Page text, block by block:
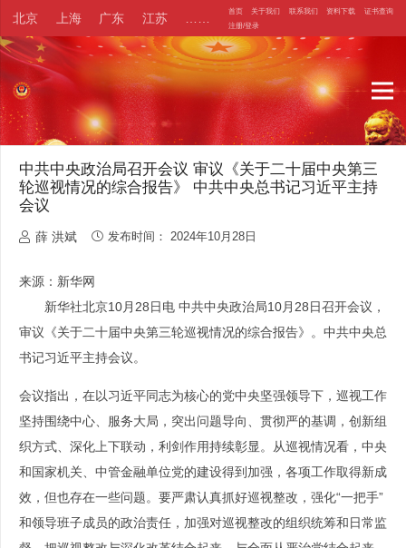
北京 上海 广东 江苏 首页 关于我们 联系我们 资料下载
证书查询
注册/登录
中共中央政治局召开会议 审议《关于二十届中央第三
轮巡视情况的综合报告》 中共中央总书记习近平主持
会议
薛 洪斌 发布时间：2024年10月28日
来源：新华网
新华社北京10月28日电 中共中央政治局10月28日召开会议，
审议《关于二十届中央第三轮巡视情况的综合报告》。中共中央总
书记习近平主持会议。
会议指出，在以习近平同志为核心的党中央坚强领导下，巡视工作
坚持围绕中心、服务大局，突出问题导向、贯彻严的基调，创新组
织方式、深化上下联动，利剑作用持续彰显。从巡视情况看，中央
和国家机关、中管金融单位党的建设得到加强，各项工作取得新成
效，但也存在一些问题。要严肃认真抓好巡视整改，强化“一把手”
和领导班子成员的政治责任，加强对巡视整改的组织统筹和日常监